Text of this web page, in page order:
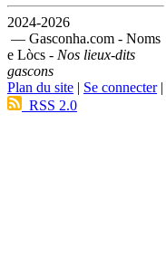
2024-2026
— Gasconha.com - Noms
e Lòcs - Nos lieux-dits
gascons
Plan du site | Se connecter|
RSS 2.0